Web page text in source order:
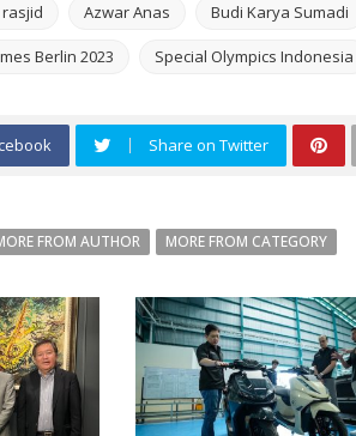
Azwar Anas Budi Karya Sumadi
Berlin 2023 Special Olympics Indonesia
Share on Twitter
FROM AUTHOR MORE FROM CATEGORY